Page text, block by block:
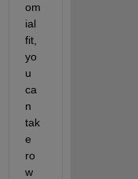
om
ial
fit,
yo
u
ca
n
tak
e
ro
w